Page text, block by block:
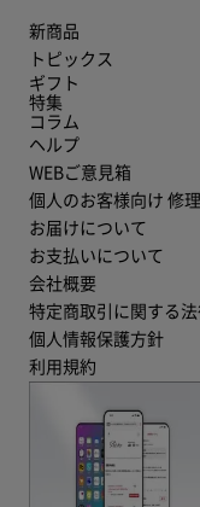
新商品
トピックス
ギフト
特集
コラム
ヘルプ
WEBご意見箱
個人のお客様向け 修
お届けについて
お支払いについて
会社概要
特定商取引に関する
個人情報保護方針
利用規約